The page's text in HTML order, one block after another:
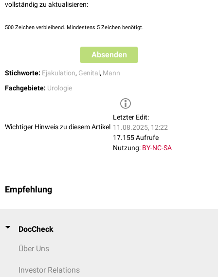
vollständig zu aktualisieren:
500 Zeichen verbleibend. Mindestens 5 Zeichen benötigt.
Absenden
Stichworte: Ejakulation, Genital, Mann
Fachgebiete: Urologie
Wichtiger Hinweis zu diesem Artikel
Letzter Edit:
11.08.2025, 12:22
17.155 Aufrufe
Nutzung: BY-NC-SA
Empfehlung
DocCheck
Über Uns
Investor Relations